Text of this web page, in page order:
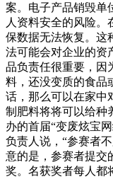
案。电子产品销毁单
人资料安全的风险。
保数据无法恢复。这
法可能会对企业的资
品负责任很重要，因
料，还没变质的食品
话，那么可以在家中
制肥料将将可以给种
办的首届“变废炫宝
负责人说，“参赛者
意的是，参赛者提交
奖。名获奖者每人都